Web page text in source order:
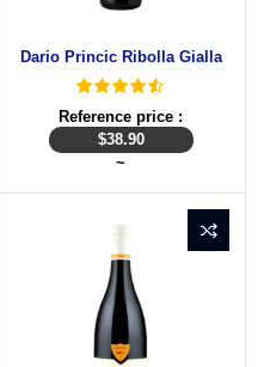
Dario Princic Ribolla Gialla
Reference price :
$38.90
~